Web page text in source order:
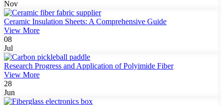
Nov
Ceramic Insulation Sheets: A Comprehensive Guide
View More
08
Jul
Research Progress and Application of Polyimide Fiber
View More
28
Jun